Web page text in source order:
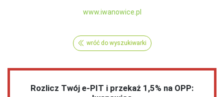
www.iwanowice.pl
wróć do wyszukiwarki
Rozlicz Twój e-PIT i przekaż 1,5% na OPP: